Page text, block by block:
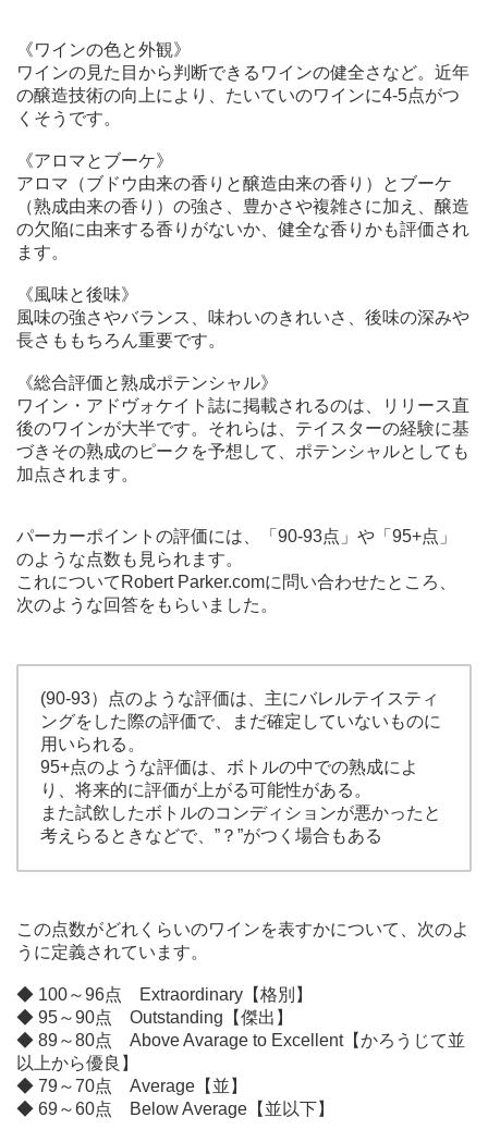
《ワインの色と外観》
ワインの見た目から判断できるワインの健全さなど。近年
の醸造技術の向上により、たいていのワインに4-5点がつ
くそうです。
《アロマとブーケ》
アロマ（ブドウ由来の香りと醸造由来の香り）とブーケ
（熟成由来の香り）の強さ、豊かさや複雑さに加え、醸造
の欠陥に由来する香りがないか、健全な香りかも評価され
ます。
《風味と後味》
風味の強さやバランス、味わいのきれいさ、後味の深みや
長さももちろん重要です。
《総合評価と熟成ポテンシャル》
ワイン・アドヴォケイト誌に掲載されるのは、リリース直
後のワインが大半です。それらは、テイスターの経験に基
づきその熟成のピークを予想して、ポテンシャルとしても
加点されます。
パーカーポイントの評価には、「90-93点」や「95+点」
のような点数も見られます。
これについてRobert Parker.comに問い合わせたところ、
次のような回答をもらいました。
(90-93）点のような評価は、主にバレルテイスティ
ングをした際の評価で、まだ確定していないものに
用いられる。
95+点のような評価は、ボトルの中での熟成によ
り、将来的に評価が上がる可能性がある。
また試飲したボトルのコンディションが悪かったと
考えらるときなどで、”？”がつく場合もある
この点数がどれくらいのワインを表すかについて、次のよ
うに定義されています。
◆ 100～96点 Extraordinary【格別】
◆ 95～90点 Outstanding【傑出】
◆ 89～80点 Above Avarage to Excellent【かろうじて並
以上から優良】
◆ 79～70点 Average【並】
◆ 69～60点 Below Average【並以下】